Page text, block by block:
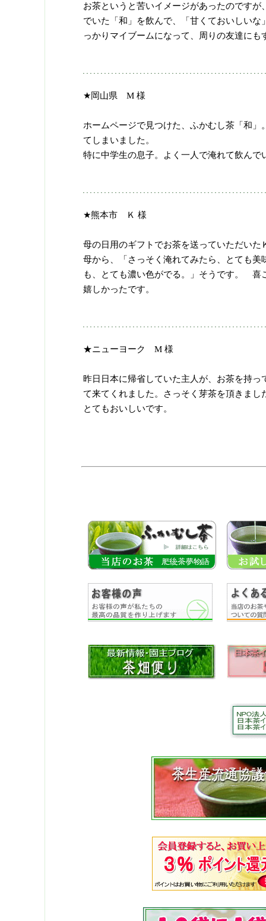
お茶というと苦いイメージがあったのですが
でいた「和」を飲んで、「甘くておいしいな
っかりマイブームになって、周りの友達にも
★岡山県 M 様
ホームページで見つけた、ふかむし茶「和」
てしまいました。
特に中学生の息子。よく一人で淹れて飲んで
★熊本市 Ｋ 様
母の日用のギフトでお茶を送っていただいた
母から、「さっそく淹れてみたら、とても美
も、とても濃い色がでる。」そうです。 喜
嬉しかったです。
★ニューヨーク M 様
昨日日本に帰省していた主人が、お茶を持っ
て来てくれました。さっそく芽茶を頂きまし
とてもおいしいです。